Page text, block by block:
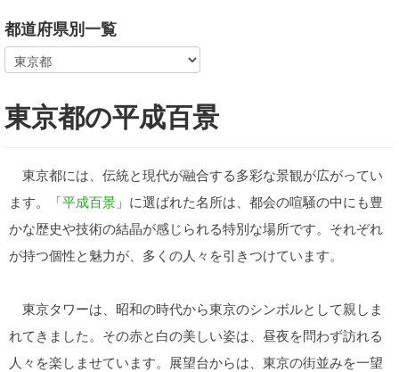
都道府県別一覧
東京都の平成百景
東京都には、伝統と現代が融合する多彩な景観が広がってい
ます。「平成百景 」に選ばれた名所は、都会の喧騒の中にも豊
かな歴史や技術の結晶が感じられる特別な場所です。それぞれ
が持つ個性と魅力が、多くの人々を引きつけています。
東京タワーは、昭和の時代から東京のシンボルとして親しま
れてきました。その赤と白の美しい姿は、昼夜を問わず訪れる
人々を楽しませています。展望台からは、東京の街並みを一望